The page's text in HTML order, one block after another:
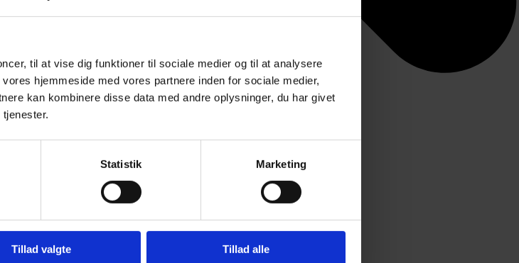
til at vise dig funktioner til sociale medier og til at analysere
hjemmeside med vores partnere inden for sociale medier,
kan kombinere disse data med andre oplysninger, du har givet
Statistik Marketing
Tillad valgte Tillad alle